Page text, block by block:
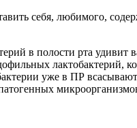
себя, любимого,
в полости рта
лактобактерий,
уже в ПР